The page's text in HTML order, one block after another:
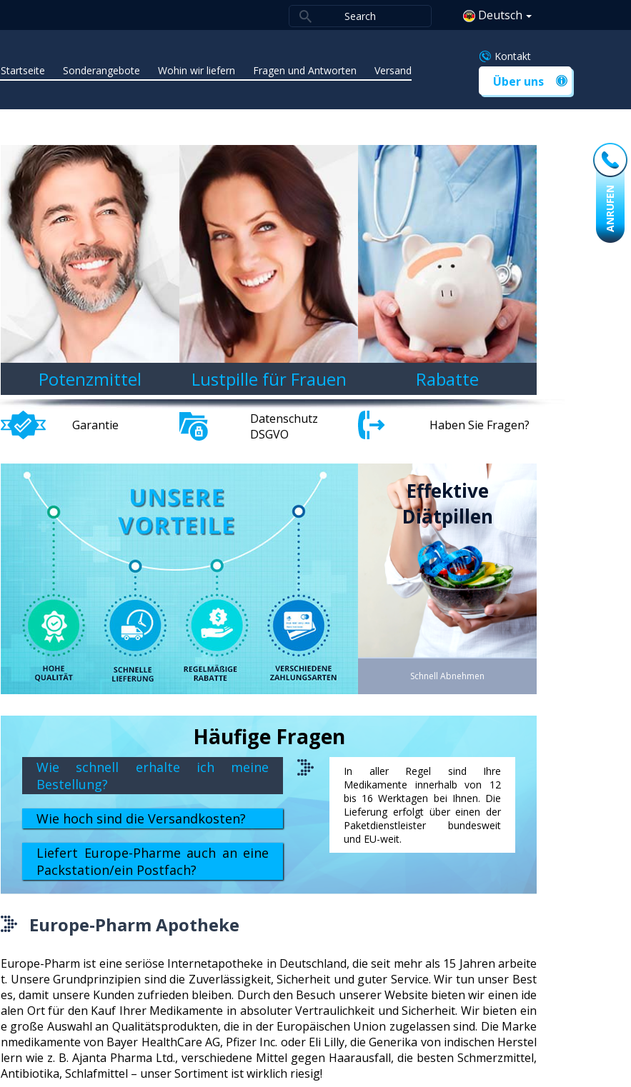
ANRUFEN
Deutsch
Startseite Sonderangebote Wohin wir liefern Fragen und Antworten Versand
Kontakt
Über uns
Potenzmittel Lustpille für Frauen Rabatte
Garantie
Datenschutz
DSGVO
Haben Sie Fragen?
Effektive
Diätpillen
Schnell Abnehmen
Häufige Fragen
Wie schnell erhalte ich meine
Bestellung?
In aller Regel sind Ihre
Medikamente innerhalb von 12
bis 16 Werktagen bei Ihnen. Die
Lieferung erfolgt über einen der
Paketdienstleister bundesweit
und EU-weit.
Wie hoch sind die Versandkosten?
Liefert Europe-Pharme auch an eine
Packstation/ein Postfach?
Europe-Pharm Apotheke
Europe-Pharm ist eine seriöse Internetapotheke in Deutschland, die seit mehr als 15 Jahren arbeite
t. Unsere Grundprinzipien sind die Zuverlässigkeit, Sicherheit und guter Service. Wir tun unser Best
es, damit unsere Kunden zufrieden bleiben. Durch den Besuch unserer Website bieten wir einen ide
alen Ort für den Kauf Ihrer Medikamente in absoluter Vertraulichkeit und Sicherheit. Wir bieten ein
e große Auswahl an Qualitätsprodukten, die in der Europäischen Union zugelassen sind. Die Marke
nmedikamente von Bayer HealthCare AG, Pfizer Inc. oder Eli Lilly, die Generika von indischen Herstel
lern wie z. B. Ajanta Pharma Ltd., verschiedene Mittel gegen Haarausfall, die besten Schmerzmittel,
Antibiotika, Schlafmittel – unser Sortiment ist wirklich riesig!